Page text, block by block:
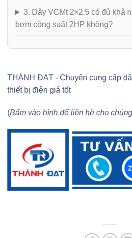
3. Dây VCMt 2×2.5 có đủ khả
bơm công suất 2HP không?
THÀNH ĐẠT - Chuyên cung cấp
thiết bị điện giá tốt
(Bấm vào hình để liên hệ cho